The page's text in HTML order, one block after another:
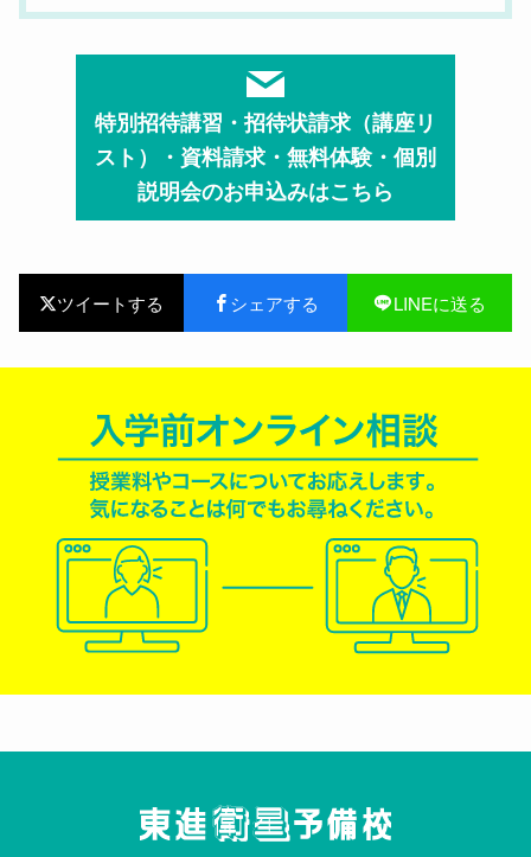
特別招待講習・招待状請求（講座リ
スト）・資料請求・無料体験・個別
説明会のお申込みはこちら
ツイートする シェアする LINEに送る